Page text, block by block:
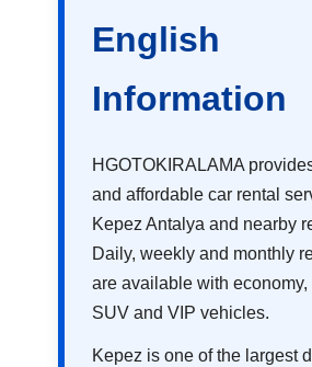
English
Information
HGOTOKIRALAMA
and affordable car rental
Kepez Antalya and nearby
Daily, weekly and monthly
are available with economy,
SUV and VIP vehicles.
Kepez is one of the largest